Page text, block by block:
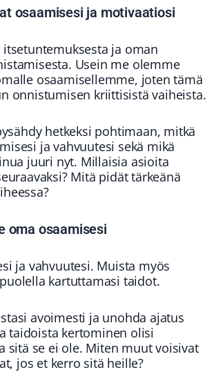
osaamisesi ja motivaatiosi
itsetuntemuksesta ja oman
Usein me olemme
osaamisellemme, joten tämä
onnistumisen kriittisistä vaiheista.
hetkeksi pohtimaan, mitkä
ja vahvuutesi sekä mikä
juuri nyt. Millaisia asioita
Mitä pidät tärkeänä
oma osaamisesi
ja vahvuutesi. Muista myös
kartuttamasi taidot.
avoimesti ja unohda ajatus
taidoista kertominen olisi
sitä se ei ole. Miten muut voisivat
jos et kerro sitä heille?